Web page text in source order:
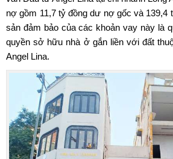
nợ gồm 11,7 tỷ đồng dư nợ gốc và 139,4
sản đảm bảo của các khoản vay này là
quyền sở hữu nhà ở gắn liền với đất
Angel Lina.